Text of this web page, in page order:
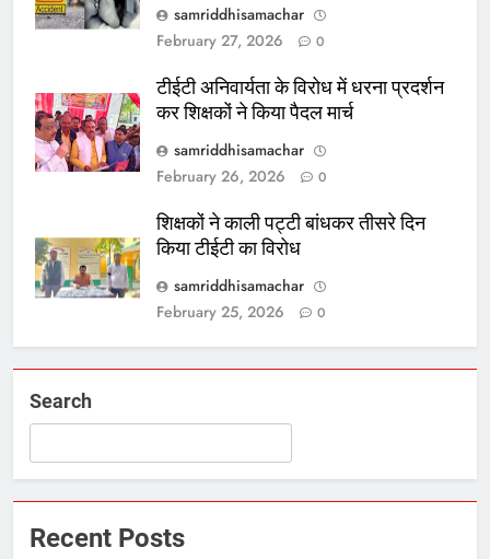
samriddhisamachar
February 27, 2026
0
टीईटी अनिवार्यता के विरोध में धरना प्रदर्शन
कर शिक्षकों ने किया पैदल मार्च
samriddhisamachar
February 26, 2026
0
शिक्षकों ने काली पट्टी बांधकर तीसरे दिन
किया टीईटी का विरोध
samriddhisamachar
February 25, 2026
0
Search
Recent Posts